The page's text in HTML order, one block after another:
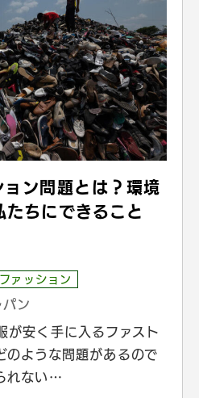
ョン問題とは？環境
たちにできること
ファッション
パン
が安く手に入るファスト
のような問題があるので
れない…